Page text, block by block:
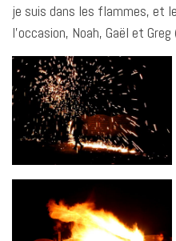
je suis dans les flammes, et
l’occasion, Noah, Gaël et